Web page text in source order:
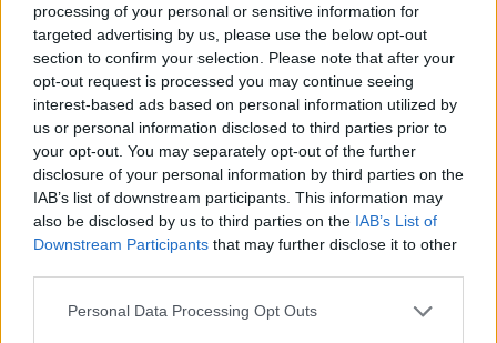
processing of your personal or sensitive information for
targeted advertising by us, please use the below opt-out
section to confirm your selection. Please note that after your
opt-out request is processed you may continue seeing
interest-based ads based on personal information utilized by
us or personal information disclosed to third parties prior to
your opt-out. You may separately opt-out of the further
disclosure of your personal information by third parties on the
IAB’s list of downstream participants. This information may
also be disclosed by us to third parties on the IAB’s List of
Downstream Participants that may further disclose it to other
Personal Data Processing Opt Outs
szövetség elszántságát.